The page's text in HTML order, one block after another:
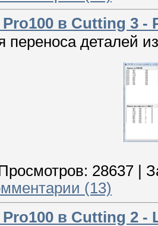
в Cutting 3 -
переноса деталей
28637
(13)
в Cutting 2 -